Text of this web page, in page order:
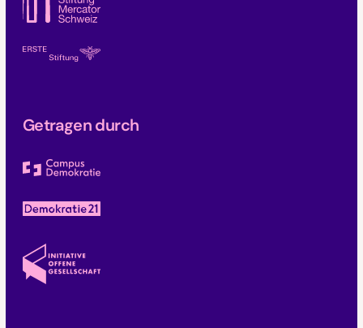
Getragen durch